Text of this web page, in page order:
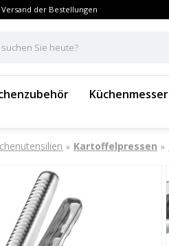
der Bestellungen
Sie heute?
Küchenmesser
» Kartoffelpressen »